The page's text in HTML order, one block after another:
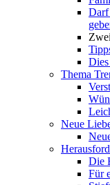
Darf
Thema
Neue
Die
Für